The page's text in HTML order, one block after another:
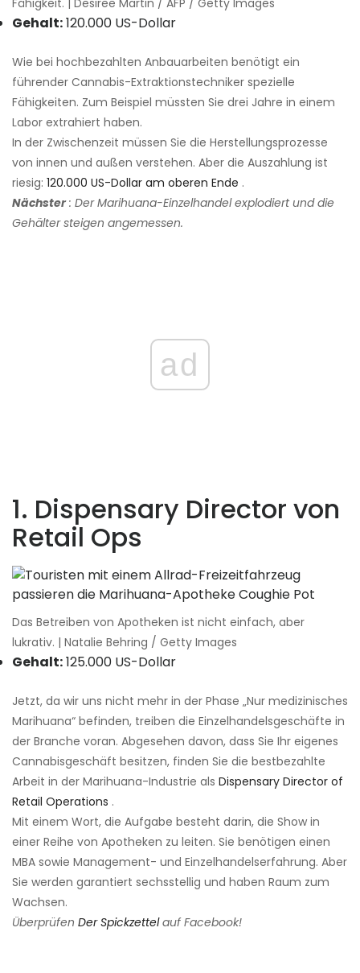
Fähigkeit. | Desiree Martin / AFP / Getty Images
Gehalt:120.000 US-Dollar
Wie bei hochbezahlten Anbauarbeiten benötigt ein
führender Cannabis-Extraktionstechniker spezielle
Fähigkeiten. Zum Beispiel müssten Sie drei Jahre in einem
Labor extrahiert haben.
In der Zwischenzeit müssen Sie die Herstellungsprozesse
von innen und außen verstehen. Aber die Auszahlung ist
riesig: 120.000 US-Dollar am oberen Ende .
Nächster : Der Marihuana-Einzelhandel explodiert und die
Gehälter steigen angemessen.
ad
1. Dispensary Director von
Retail Ops
Das Betreiben von Apotheken ist nicht einfach, aber
lukrativ. | Natalie Behring / Getty Images
Gehalt:125.000 US-Dollar
Jetzt, da wir uns nicht mehr in der Phase „Nur medizinisches
Marihuana“ befinden, treiben die Einzelhandelsgeschäfte in
der Branche voran. Abgesehen davon, dass Sie Ihr eigenes
Cannabisgeschäft besitzen, finden Sie die bestbezahlte
Arbeit in der Marihuana-Industrie als Dispensary Director of
Retail Operations .
Mit einem Wort, die Aufgabe besteht darin, die Show in
einer Reihe von Apotheken zu leiten. Sie benötigen einen
MBA sowie Management- und Einzelhandelserfahrung. Aber
Sie werden garantiert sechsstellig und haben Raum zum
Wachsen.
Überprüfen Der Spickzettelauf Facebook!